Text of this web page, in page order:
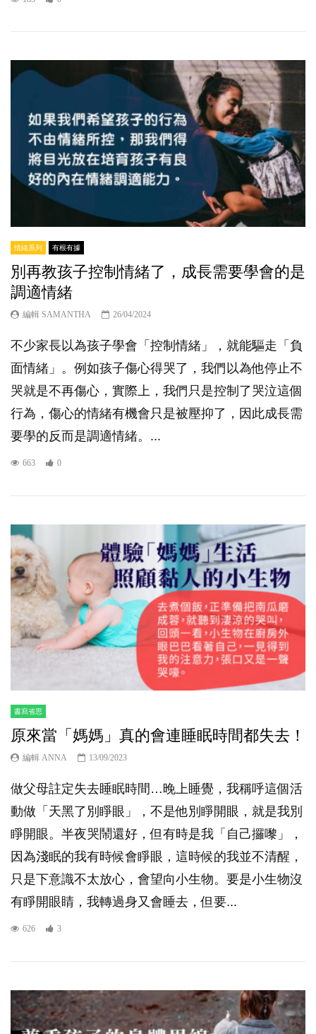
情緒系列 有根有據
別再教孩子控制情緒了，成長需要學會的是
調適情緒
編輯 SAMANTHA 26/04/2024
不少家長以為孩子學會「控制情緒」，就能驅走「負
面情緒」。例如孩子傷心得哭了，我們以為他停止不
哭就是不再傷心，實際上，我們只是控制了哭泣這個
行為，傷心的情緒有機會只是被壓抑了，因此成長需
要學的反而是調適情緒。...
663 0
書寫省思
原來當「媽媽」真的會連睡眠時間都失去！
編輯 ANNA 13/09/2023
做父母註定失去睡眠時間…晚上睡覺，我稱呼這個活
動做「天黑了別睜眼」，不是他別睜開眼，就是我別
睜開眼。半夜哭鬧還好，但有時是我「自己攞嚟」，
因為淺眠的我有時候會睜眼，這時候的我並不清醒，
只是下意識不太放心，會望向小生物。要是小生物沒
有睜開眼睛，我轉過身又會睡去，但要...
626 3